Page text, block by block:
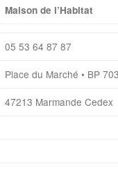
Maison de l’Habitat
05 53 64 87 87
Place du Marché • BP
47213 Marmande Cedex